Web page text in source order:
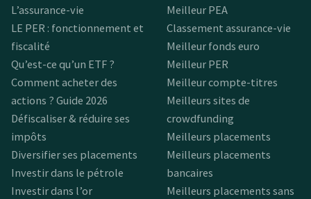
L’assurance-vie
LE PER : fonctionnement et
fiscalité
Qu’est-ce qu’un ETF ?
Comment acheter des
actions ? Guide 2026
Défiscaliser & réduire ses
impôts
Diversifier ses placements
Investir dans le pétrole
Investir dans l’or
Meilleur PEA
Classement assurance-vie
Meilleur fonds euro
Meilleur PER
Meilleur compte-titres
Meilleurs sites de
crowdfunding
Meilleurs placements
Meilleurs placements
bancaires
Meilleurs placements sans